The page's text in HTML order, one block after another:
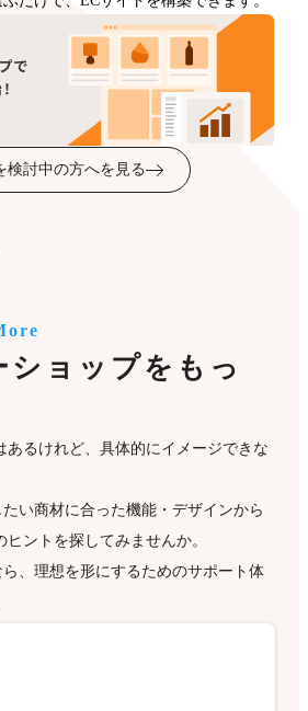
検討中の方へを見る
ショップをもっ
あるけれど、具体的にイメージできな
い商材に合った機能・デザインから
ヒントを探してみませんか。
、理想を形にするためのサポート体